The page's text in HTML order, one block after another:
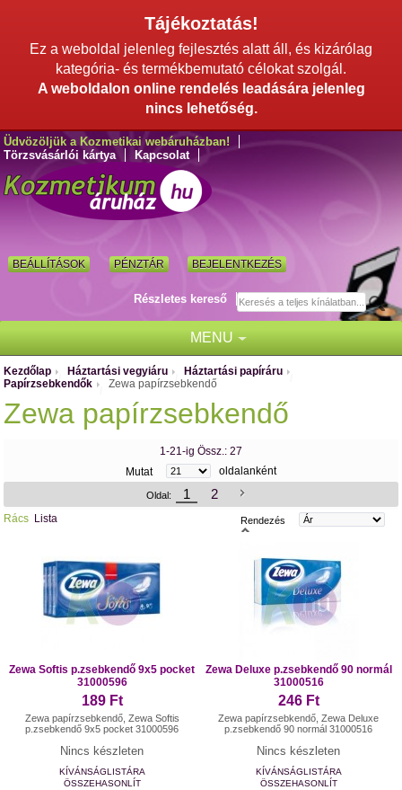
Tájékoztatás!
Ez a weboldal jelenleg fejlesztés alatt áll, és kizárólag
kategória- és termékbemutató célokat szolgál.
A weboldalon online rendelés leadására jelenleg
nincs lehetőség.
Üdvözöljük a Kozmetikai webáruházban!
Törzsvásárlói kártya
Kapcsolat
BEÁLLÍTÁSOK PÉNZTÁR BEJELENTKEZÉS
Részletes kereső
MENU
Kezdőlap Háztartási vegyiáru Háztartási papíráru
Papírzsebkendők Zewa papírzsebkendő
Zewa papírzsebkendő
1-21-ig Össz.: 27
Mutat
oldalanként
Oldal: 1 2
Rács Lista Rendezés
Zewa Softis p.zsebkendő 9x5 pocket
31000596
189 Ft
Zewa papírzsebkendő, Zewa Softis
p.zsebkendő 9x5 pocket 31000596
Nincs készleten
KÍVÁNSÁGLISTÁRA
ÖSSZEHASONLÍT
Zewa Deluxe p.zsebkendő 90 normál
31000516
246 Ft
Zewa papírzsebkendő, Zewa Deluxe
p.zsebkendő 90 normál 31000516
Nincs készleten
KÍVÁNSÁGLISTÁRA
ÖSSZEHASONLÍT